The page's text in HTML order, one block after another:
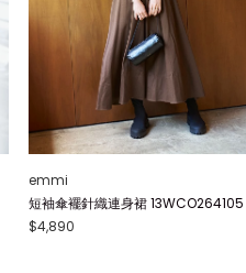
emmi
短袖傘襬針織連身裙 13WCO264105
$4,890